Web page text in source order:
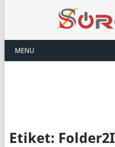
MENU
Etiket: